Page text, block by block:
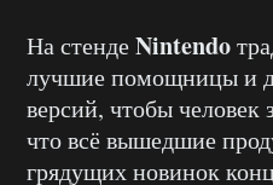
На стендеNintendo
лучшие помощницы и
версий, чтобы
что всё вышедшие
грядущих новинок